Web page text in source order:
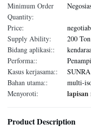
Minimum Order
Quantity:
Price:
Supply Ability:
200
Bidang aplikasi::
Performa::
Kasus kerjasama::
Bahan utama::
multi-
Menyoroti:
lapisan
Product Description